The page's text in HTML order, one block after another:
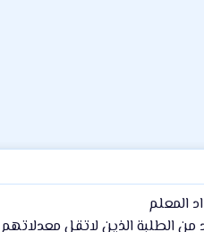
المعلم